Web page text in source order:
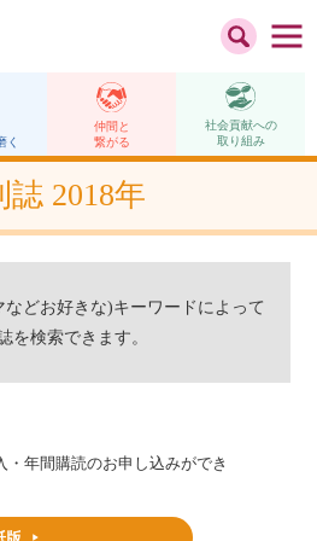
く
仲間と
繋がる
社会貢献への
取り組み
誌 2018年
どお好きな)キーワードによって
を検索できます。
・年間購読のお申し込みができ